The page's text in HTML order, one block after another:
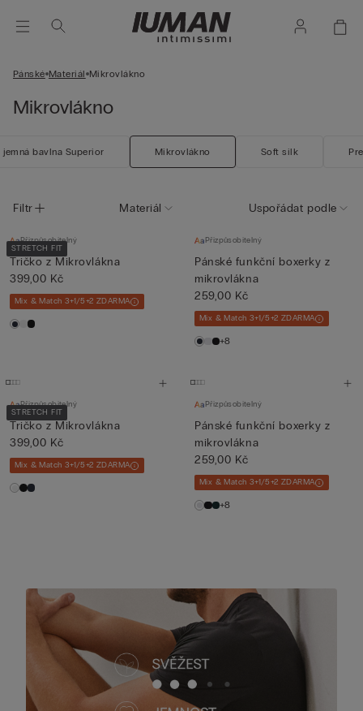
Pánské Materiál Mikrovlákno
Mikrovlákno
jemná bavlna Superior Mikrovlákno Soft silk
Filtr Materiál Uspořádat podle
STRETCH FIT
Přizpůsobitelný
Tričko z Mikrovlákna
399,00 Kč
Mix & Match 3+1/5+2 ZDARMA
Přizpůsobitelný
Pánské funkční boxerky z
mikrovlákna
259,00 Kč
Mix & Match 3+1/5+2 ZDARMA
+8
STRETCH FIT
Přizpůsobitelný
Tričko z Mikrovlákna
399,00 Kč
Mix & Match 3+1/5+2 ZDARMA
Přizpůsobitelný
Pánské funkční boxerky z
mikrovlákna
259,00 Kč
Mix & Match 3+1/5+2 ZDARMA
+8